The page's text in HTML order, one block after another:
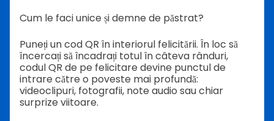
Cum le faci unice și demne de păstrat?
Puneți un cod QR în interiorul felicitării. În loc să
încercați să încadrați totul în câteva rânduri,
codul QR de pe felicitare devine punctul de
intrare către o poveste mai profundă:
videoclipuri, fotografii, note audio sau chiar
surprize viitoare.